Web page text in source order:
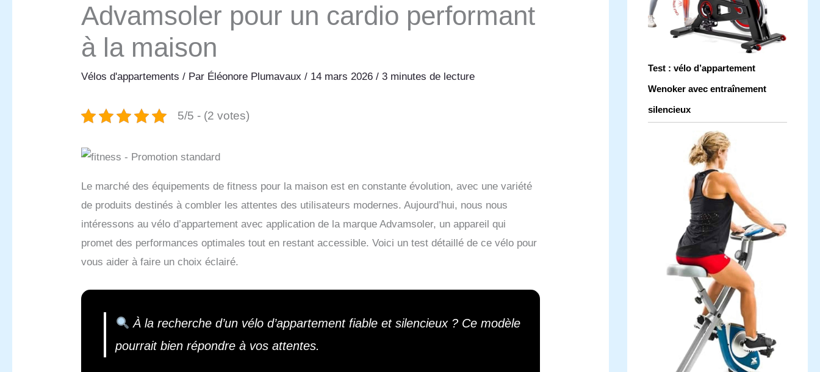
Advamsoler pour un cardio performant
à la maison
Vélos d'appartements / Par Éléonore Plumavaux/ 14 mars 2026/3 minutes de lecture
5/5 - (2 votes)
Le marché des équipements de fitness pour la maison est en constante évolution, avec une variété
de produits destinés à combler les attentes des utilisateurs modernes. Aujourd’hui, nous nous
intéressons au vélo d’appartement avec application de la marque Advamsoler, un appareil qui
promet des performances optimales tout en restant accessible. Voici un test détaillé de ce vélo pour
vous aider à faire un choix éclairé.
À la recherche d’un vélo d’appartement fiable et silencieux ? Ce modèle
pourrait bien répondre à vos attentes.
Test : vélo d’appartement
Wenoker avec entraînement
silencieux